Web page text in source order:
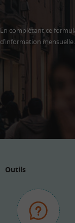
En complétant ce
d’information
Outils